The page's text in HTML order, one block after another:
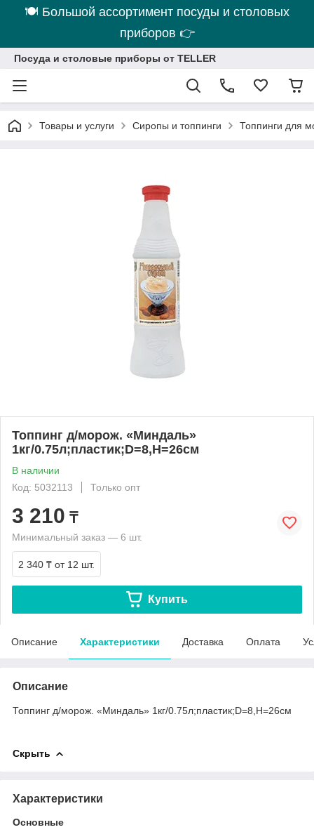
🍽 Большой ассортимент посуды и столовых
приборов 👉
Посуда и столовые приборы от TELLER
Товары и услуги Сиропы и топпинги Топпинги для
Топпинг д/морож. «Миндаль»
1кг/0.75л;пластик;D=8,H=26см
В наличии
Код: 5032113
Только опт
3 210 ₸
Минимальный заказ — 6 шт.
2 340 ₸ от 12 шт.
Купить
Описание Характеристики Доставка Оплата
Описание
Топпинг д/морож. «Миндаль» 1кг/0.75л;пластик;D=8,H=26см
Скрыть
Характеристики
Основные